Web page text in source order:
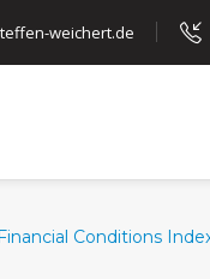
weichert.de
Conditions